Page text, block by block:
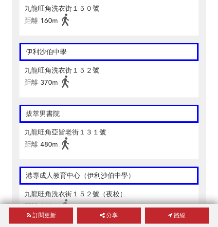
九龍旺角洗衣街１５０號
距離 160m
伊利沙伯中學
九龍旺角洗衣街１５２號
距離 370m
拔萃男書院
九龍旺角亞皆老街１３１號
距離 480m
港專成人教育中心（伊利沙伯中學）
九龍旺角洗衣街１５２號（夜校）
距離 360m
訂閱更新 分享 路線